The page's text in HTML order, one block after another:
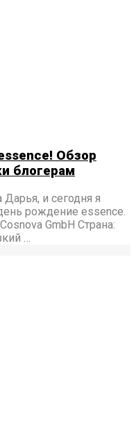
Обзор
блогерам
и сегодня я
рождение essence.
GmbH Страна:
…